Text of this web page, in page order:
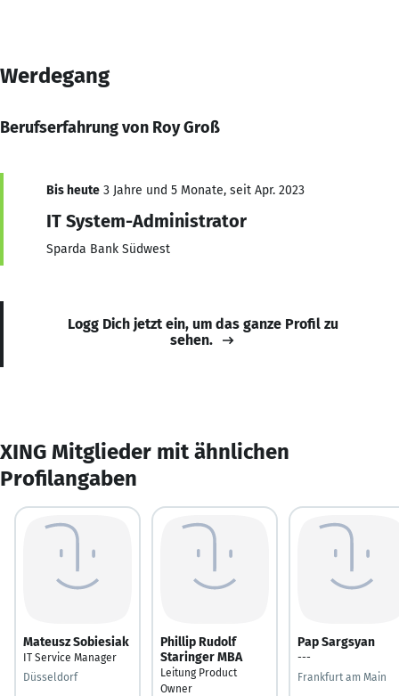
Werdegang
Berufserfahrung von Roy Groß
Bis heute 3 Jahre und 5 Monate, seit Apr. 2023
IT System-Administrator
Sparda Bank Südwest
Logg Dich jetzt ein, um das ganze Profil zu
sehen.
XING Mitglieder mit ähnlichen
Profilangaben
Mateusz Sobiesiak
IT Service Manager
Düsseldorf
Phillip Rudolf
Staringer MBA
Leitung Product
Owner
Pap Sargsyan
---
Frankfurt am Main